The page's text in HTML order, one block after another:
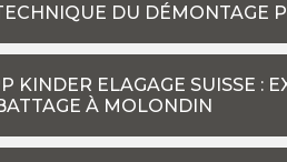
DU DÉMONTAGE
KINDER ELAGAGE SUISSE :
À MOLONDIN